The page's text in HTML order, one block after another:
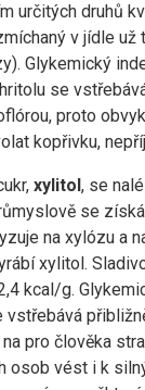
určitých druhů
v jídle
Glykemický
se
proto
kopřivku,
xylitol , se
se
na xylózu a
xylitol.
kcal/g.
vstřebává
pro člověka
osob vést i k